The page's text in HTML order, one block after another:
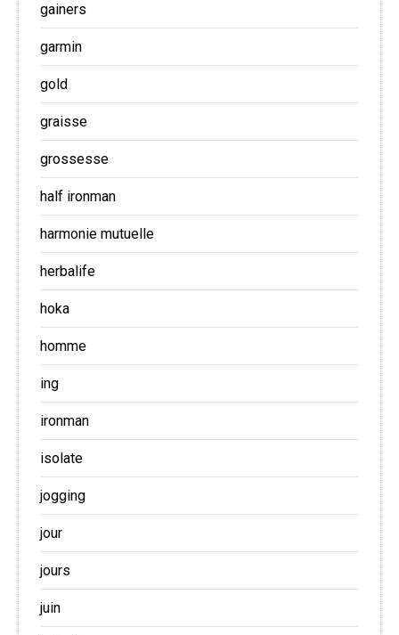
gainers
garmin
gold
graisse
grossesse
half ironman
harmonie mutuelle
herbalife
hoka
homme
ing
ironman
isolate
jogging
jour
jours
juin